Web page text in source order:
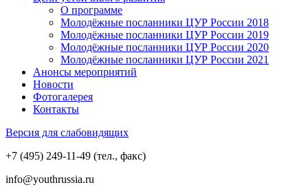
О программе
Молодёжные посланники ЦУР России 2018
Молодёжные посланники ЦУР России 2019
Молодёжные посланники ЦУР России 2020
Молодёжные посланники ЦУР России 2021
Анонсы мероприятий
Новости
Фотогалерея
Контакты
Версия для слабовидящих
+7 (495) 249-11-49 (тел., факс)
info@youthrussia.ru